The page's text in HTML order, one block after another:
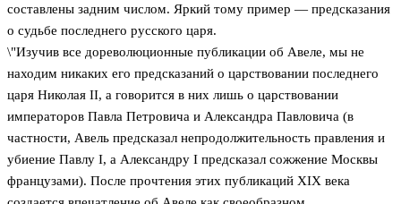
составлены задним числом. Яркий тому пример — предсказания
о судьбе последнего русского царя.
\"Изучив все дореволюционные публикации об Авеле, мы не
находим никаких его предсказаний о царствовании последнего
царя Николая II, а говорится в них лишь о царствовании
императоров Павла Петровича и Александра Павловича (в
частности, Авель предсказал непродолжительность правления и
убиение Павлу I, а Александру I предсказал сожжение Москвы
французами). После прочтения этих публикаций XIX века